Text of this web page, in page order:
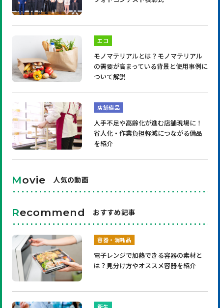
エコ
モノマテリアルとは？モノマテリアル
の需要が高まっている背景と使用事例に
ついて解説
店舗備品
人手不足や高齢化が進む店舗現場に！
省人化・作業負担軽減につながる備品
を紹介
Movie 人気の動画
Recommend おすすめ記事
容器・消耗品
電子レンジで加熱できる容器の素材と
は？見分け方やオススメ容器を紹介